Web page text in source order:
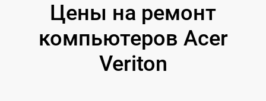
Цены на ремонт
компьютеров Acer
Veriton